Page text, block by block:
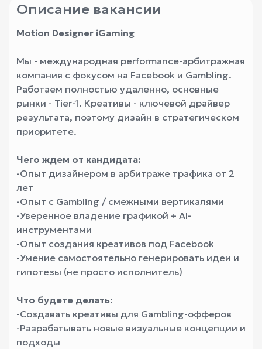
Описание вакансии
Motion Designer iGaming
Мы - международная performance-арбитражная
компания с фокусом на Facebook и Gambling.
Работаем полностью удаленно, основные
рынки - Tier-1. Креативы - ключевой драйвер
результата, поэтому дизайн в стратегическом
приоритете.
Чего ждем от кандидата:
-Опыт дизайнером в арбитраже трафика от 2
лет
-Опыт с Gambling / смежными вертикалями
-Уверенное владение графикой + AI-
инструментами
-Опыт создания креативов под Facebook
-Умение самостоятельно генерировать идеи и
гипотезы (не просто исполнитель)
Что будете делать:
-Создавать креативы для Gambling-офферов
-Разрабатывать новые визуальные концепции и
подходы